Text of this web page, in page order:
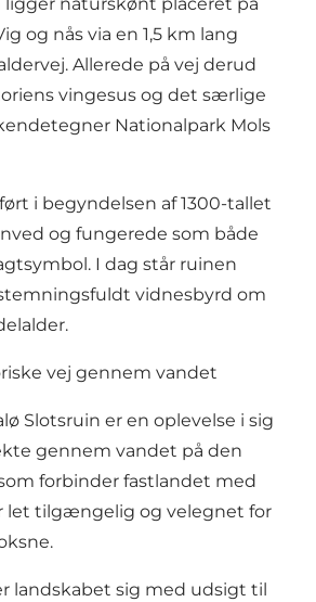
og nås via en 1,5 km lang
Allerede på vej derud
vingesus og det særlige
Nationalpark Mols
i begyndelsen af 1300-tallet
og fungerede som både
I dag står ruinen
vidnesbyrd om
vej gennem vandet
Slotsruin er en oplevelse i sig
gennem vandet på den
forbinder fastlandet med
let tilgængelig og velegnet for
landskabet sig med udsigt til